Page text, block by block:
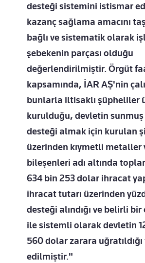
desteği sistemini istismar
kazanç sağlama amacını
bağlı ve sistematik olarak
şebekenin parçası olduğu
değerlendirilmiştir. Örgüt
kapsamında, İAR AŞ'nin
bunlarla iltisaklı şüpheliler
kurulduğu, devletin
desteği almak için kurulan
üzerinden kıymetli metaller
bileşenleri adı altında
634 bin 253 dolar ihracat
ihracat tutarı üzerinden
desteği alındığı ve belirli
ile sistemli olarak devletin
560 dolar zarara
edilmiştir."